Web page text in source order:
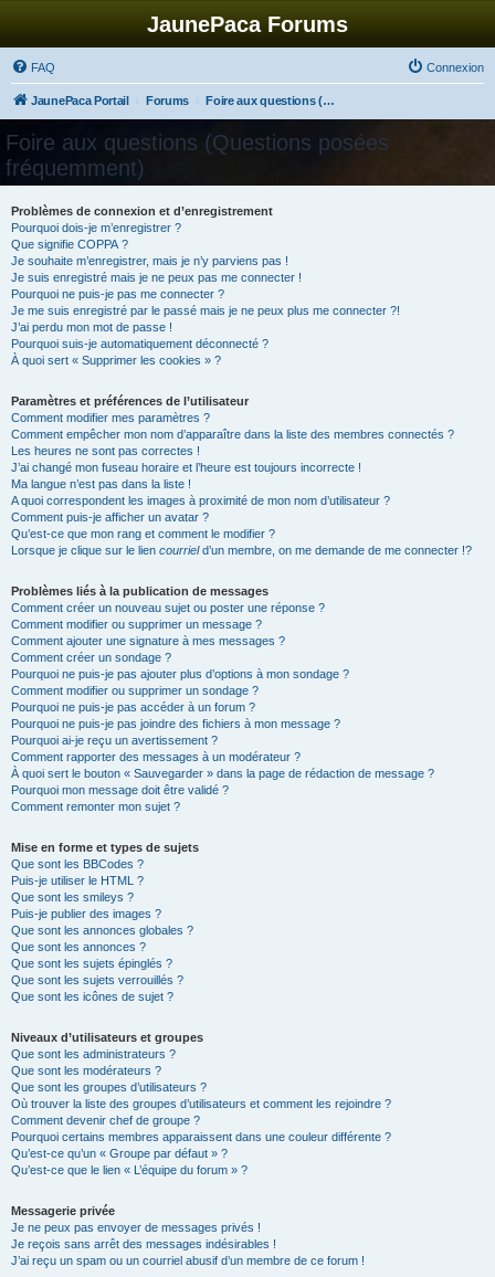
JaunePaca Forums
FAQ Connexion
JaunePaca Portail Forums Foire aux questions (Questions posées fréquemment)
Foire aux questions (Questions posées
fréquemment)
Problèmes de connexion et d’enregistrement
Pourquoi dois-je m’enregistrer ?
Que signifie COPPA ?
Je souhaite m’enregistrer, mais je n’y parviens pas !
Je suis enregistré mais je ne peux pas me connecter !
Pourquoi ne puis-je pas me connecter ?
Je me suis enregistré par le passé mais je ne peux plus me connecter ?!
J’ai perdu mon mot de passe !
Pourquoi suis-je automatiquement déconnecté ?
À quoi sert « Supprimer les cookies » ?
Paramètres et préférences de l’utilisateur
Comment modifier mes paramètres ?
Comment empêcher mon nom d’apparaître dans la liste des membres connectés ?
Les heures ne sont pas correctes !
J’ai changé mon fuseau horaire et l’heure est toujours incorrecte !
Ma langue n’est pas dans la liste !
A quoi correspondent les images à proximité de mon nom d’utilisateur ?
Comment puis-je afficher un avatar ?
Qu’est-ce que mon rang et comment le modifier ?
Lorsque je clique sur le lien courrield’un membre, on me demande de me connecter !?
Problèmes liés à la publication de messages
Comment créer un nouveau sujet ou poster une réponse ?
Comment modifier ou supprimer un message ?
Comment ajouter une signature à mes messages ?
Comment créer un sondage ?
Pourquoi ne puis-je pas ajouter plus d’options à mon sondage ?
Comment modifier ou supprimer un sondage ?
Pourquoi ne puis-je pas accéder à un forum ?
Pourquoi ne puis-je pas joindre des fichiers à mon message ?
Pourquoi ai-je reçu un avertissement ?
Comment rapporter des messages à un modérateur ?
À quoi sert le bouton « Sauvegarder » dans la page de rédaction de message ?
Pourquoi mon message doit être validé ?
Comment remonter mon sujet ?
Mise en forme et types de sujets
Que sont les BBCodes ?
Puis-je utiliser le HTML ?
Que sont les smileys ?
Puis-je publier des images ?
Que sont les annonces globales ?
Que sont les annonces ?
Que sont les sujets épinglés ?
Que sont les sujets verrouillés ?
Que sont les icônes de sujet ?
Niveaux d’utilisateurs et groupes
Que sont les administrateurs ?
Que sont les modérateurs ?
Que sont les groupes d’utilisateurs ?
Où trouver la liste des groupes d’utilisateurs et comment les rejoindre ?
Comment devenir chef de groupe ?
Pourquoi certains membres apparaissent dans une couleur différente ?
Qu’est-ce qu’un « Groupe par défaut » ?
Qu’est-ce que le lien « L’équipe du forum » ?
Messagerie privée
Je ne peux pas envoyer de messages privés !
Je reçois sans arrêt des messages indésirables !
J’ai reçu un spam ou un courriel abusif d’un membre de ce forum !